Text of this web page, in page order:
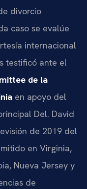
divorcio
caso se evalúe
internacional
testificó ante el
de la
en apoyo del
Del. David
de 2019 del
en Virginia,
Nueva Jersey y
de